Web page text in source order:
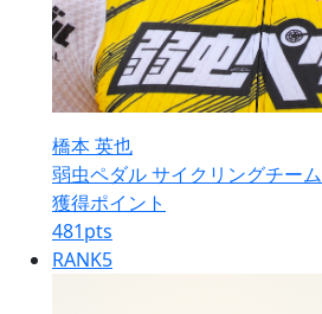
橋本 英也
弱虫ペダル サイクリングチーム
獲得ポイント
481pts
RANK5